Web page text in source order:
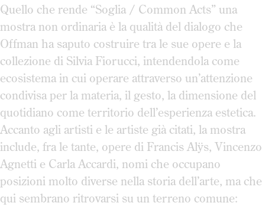
Quello che rende “Soglia / Common Acts” una
mostra non ordinaria è la qualità del dialogo che
Offman ha saputo costruire tra le sue opere e la
collezione di Silvia Fiorucci, intendendola come
ecosistema in cui operare attraverso un’attenzione
condivisa per la materia, il gesto, la dimensione del
quotidiano come territorio dell’esperienza estetica.
Accanto agli artisti e le artiste già citati, la mostra
include, fra le tante, opere di Francis Alÿs, Vincenzo
Agnetti e Carla Accardi, nomi che occupano
posizioni molto diverse nella storia dell’arte, ma che
qui sembrano ritrovarsi su un terreno comune: